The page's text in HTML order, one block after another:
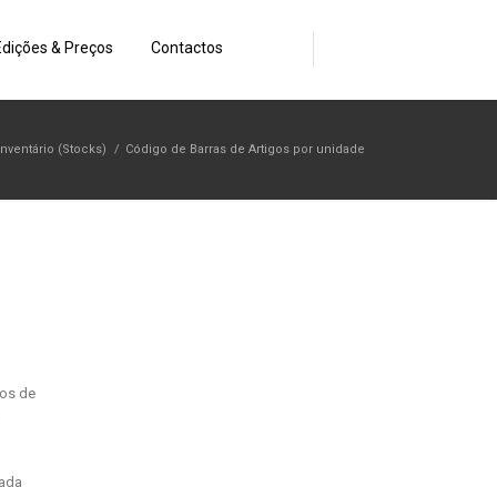
& Preços Contactos
(Stocks) / Código de Barras de Artigos por unidade
de